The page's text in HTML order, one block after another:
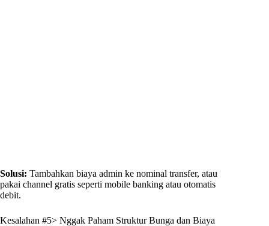
Solusi: Tambahkan biaya admin ke nominal transfer, atau
pakai channel gratis seperti mobile banking atau otomatis
debit.
Kesalahan #5> Nggak Paham Struktur Bunga dan Biaya